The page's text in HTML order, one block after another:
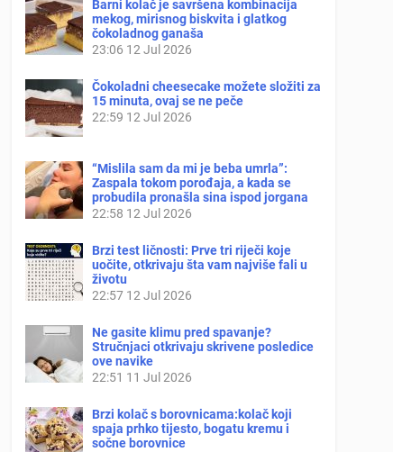
Barni kolač je savršena kombinacija
mekog, mirisnog biskvita i glatkog
čokoladnog ganaša
23:06 12 Jul 2026
Čokoladni cheesecake možete složiti za
15 minuta, ovaj se ne peče
22:59 12 Jul 2026
“Mislila sam da mi je beba umrla”:
Zaspala tokom porođaja, a kada se
probudila pronašla sina ispod jorgana
22:58 12 Jul 2026
Brzi test ličnosti: Prve tri riječi koje
uočite, otkrivaju šta vam najviše fali u
životu
22:57 12 Jul 2026
Ne gasite klimu pred spavanje?
Stručnjaci otkrivaju skrivene posledice
ove navike
22:51 11 Jul 2026
Brzi kolač s borovnicama:kolač koji
spaja prhko tijesto, bogatu kremu i
sočne borovnice